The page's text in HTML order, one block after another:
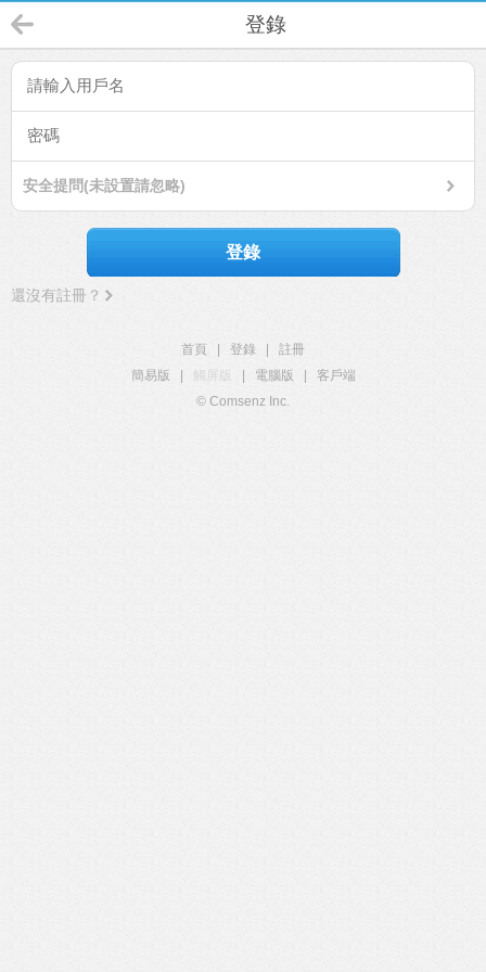
登錄
安全提問(未設置請忽略)
登錄
還沒有註冊？
首頁 登錄
註冊
簡易版
觸屏版 電腦版
客戶端
© Comsenz Inc.